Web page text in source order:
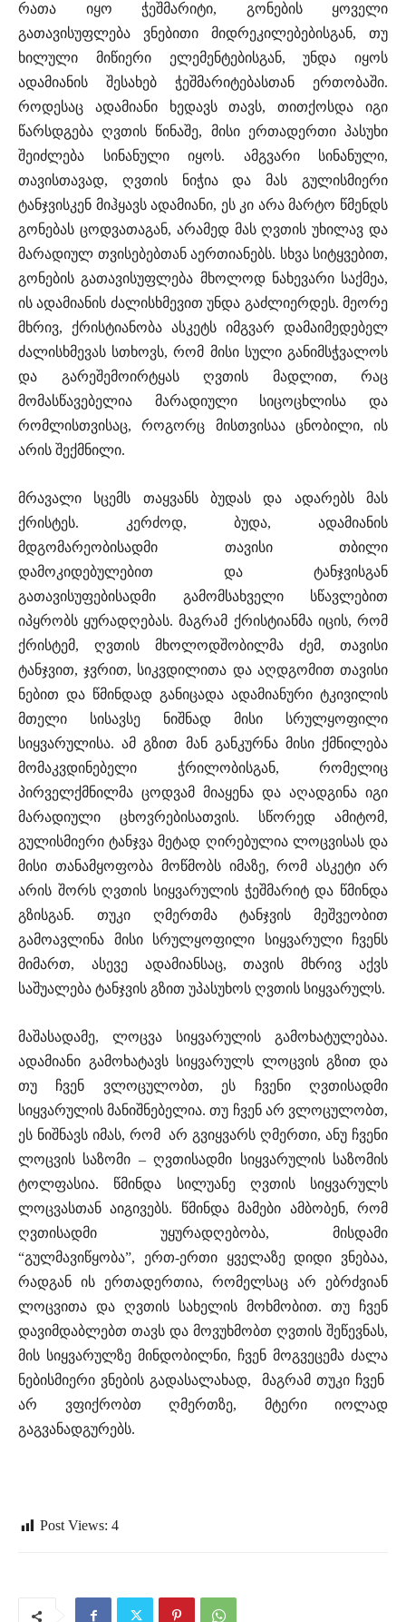
რათა იყო ჭეშმარიტი, გონების ყოველი
გათავისუფლება ვნებითი მიდრეკილებებისგან, თუ
ხილული მიწიერი ელემენტებისგან, უნდა იყოს
ადამიანის შესახებ ჭეშმარიტებასთან ერთობაში.
როდესაც ადამიანი ხედავს თავს, თითქოსდა იგი
წარსდგება ღვთის წინაშე, მისი ერთადერთი პასუხი
შეიძლება სინანული იყოს. ამგვარი სინანული,
თავისთავად, ღვთის ნიჭია და მას გულისმიერი
ტანჯვისკენ მიჰყავს ადამიანი, ეს კი არა მარტო წმენდს
გონებას ცოდვათაგან, არამედ მას ღვთის უხილავ და
მარადიულ თვისებებთან აერთიანებს. სხვა სიტყვებით,
გონების გათავისუფლება მხოლოდ ნახევარი საქმეა,
ის ადამიანის ძალისხმევით უნდა გაძლიერდეს. მეორე
მხრივ, ქრისტიანობა ასკეტს იმგვარ დამაიმედებელ
ძალისხმევას სთხოვს, რომ მისი სული განიმსჭვალოს
და გარეშემოირტყას ღვთის მადლით, რაც
მომასწავებელია მარადიული სიცოცხლისა და
რომლისთვისაც, როგორც მისთვისაა ცნობილი, ის
არის შექმნილი.
მრავალი სცემს თაყვანს ბუდას და ადარებს მას
ქრისტეს. კერძოდ, ბუდა, ადამიანის
მდგომარეობისადმი თავისი თბილი
დამოკიდებულებით და ტანჯვისგან
გათავისუფებისადმი გამომსახველი სწავლებით
იპყრობს ყურადღებას. მაგრამ ქრისტიანმა იცის, რომ
ქრისტემ, ღვთის მხოლოდშობილმა ძემ, თავისი
ტანჯვით, ჯვრით, სიკვდილითა და აღდგომით თავისი
ნებით და წმინდად განიცადა ადამიანური ტკივილის
მთელი სისავსე ნიშნად მისი სრულყოფილი
სიყვარულისა. ამ გზით მან განკურნა მისი ქმნილება
მომაკვდინებელი ჭრილობისგან, რომელიც
პირველქმნილმა ცოდვამ მიაყენა და აღადგინა იგი
მარადიული ცხოვრებისათვის. სწორედ ამიტომ,
გულისმიერი ტანჯვა მეტად ღირებულია ლოცვისას და
მისი თანამყოფობა მოწმობს იმაზე, რომ ასკეტი არ
არის შორს ღვთის სიყვარულის ჭეშმარიტ და წმინდა
გზისგან. თუკი ღმერთმა ტანჯვის მეშვეობით
გამოავლინა მისი სრულყოფილი სიყვარული ჩვენს
მიმართ, ასევე ადამიანსაც, თავის მხრივ აქვს
საშუალება ტანჯვის გზით უპასუხოს ღვთის სიყვარულს.
მაშასადამე, ლოცვა სიყვარულის გამოხატულებაა.
ადამიანი გამოხატავს სიყვარულს ლოცვის გზით და
თუ ჩვენ ვლოცულობთ, ეს ჩვენი ღვთისადმი
სიყვარულის მანიშნებელია. თუ ჩვენ არ ვლოცულობთ,
ეს ნიშნავს იმას, რომ არ გვიყვარს ღმერთი, ანუ ჩვენი
ლოცვის საზომი – ღვთისადმი სიყვარულის საზომის
ტოლფასია. წმინდა სილუანე ღვთის სიყვარულს
ლოცვასთან აიგივებს. წმინდა მამები ამბობენ, რომ
ღვთისადმი უყურადღებობა, მისდამი
“გულმავიწყობა”, ერთ-ერთი ყველაზე დიდი ვნებაა,
რადგან ის ერთადერთია, რომელსაც არ ებრძვიან
ლოცვითა და ღვთის სახელის მოხმობით. თუ ჩვენ
დავიმდაბლებთ თავს და მოვუხმობთ ღვთის შეწევნას,
მის სიყვარულზე მინდობილნი, ჩვენ მოგვეცემა ძალა
ნებისმიერი ვნების გადასალახად, მაგრამ თუკი ჩვენ
არ ვფიქრობთ ღმერთზე, მტერი იოლად
გაგვანადგურებს.
Post Views: 4